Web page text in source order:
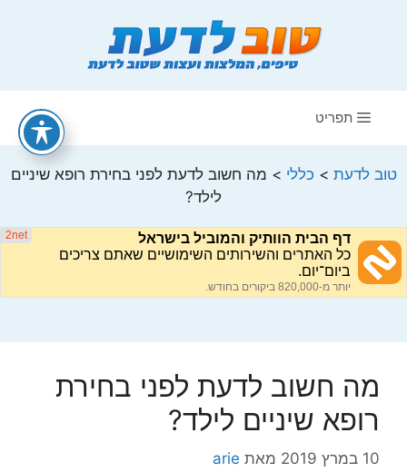
תפריט
טוב לדעת > כללי > מה חשוב לדעת לפני בחירת רופא שיניים
לילד?
מה חשוב לדעת לפני בחירת
רופא שיניים לילד?
10 במרץ 2019 מאת arie